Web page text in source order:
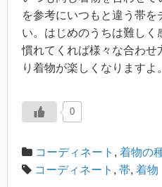
を参考にいつもと違う帯を
い。はじめのうちは難しく
慣れてくれば様々な合わせ
り着物が楽しくなりますよ。
0
コーディネート , 着物の
コーディネート , 帯, 着物